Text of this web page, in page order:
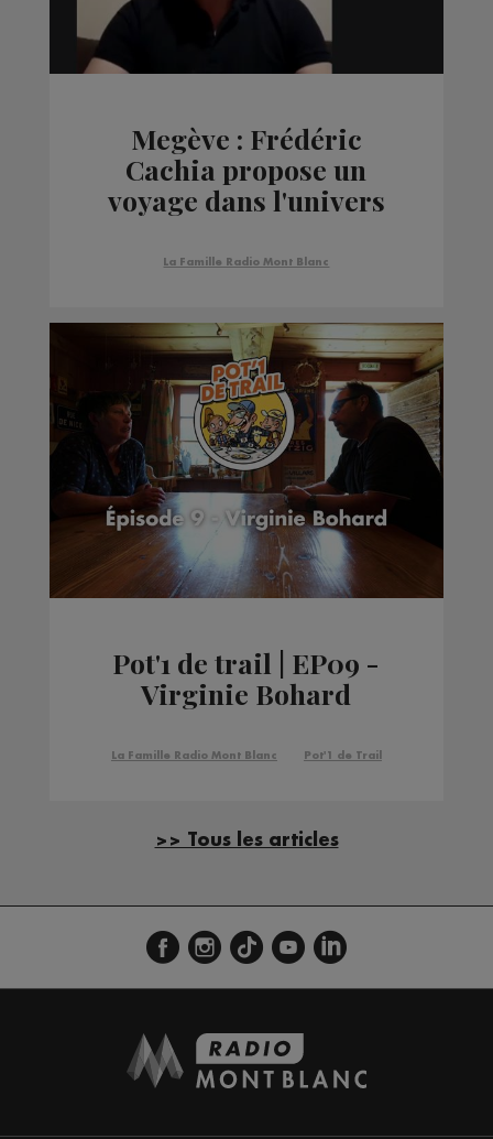
Megève : Frédéric
Cachia propose un
voyage dans l'univers
La Famille Radio Mont Blanc
Pot'1 de trail | EP09 -
Virginie Bohard
La Famille Radio Mont Blanc Pot'1 de Trail
>> Tous les articles